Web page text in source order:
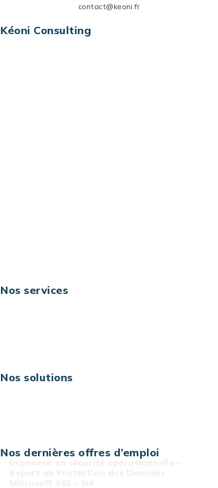
contact@keoni.fr
Kéoni Consulting
Nos services
Nos solutions
Nos dernières offres d’emploi
Ingénieur en sécurité opérationnelle –